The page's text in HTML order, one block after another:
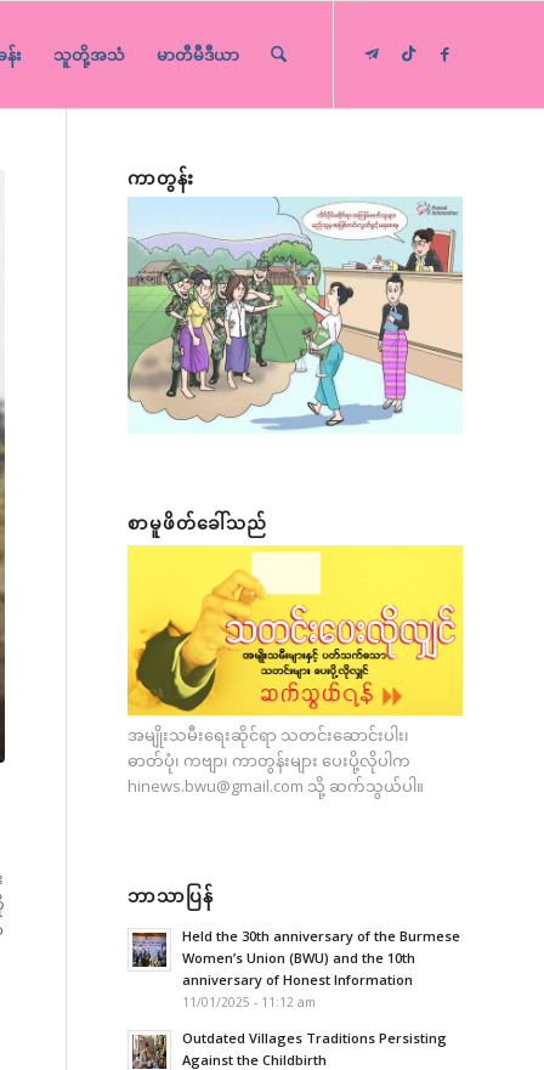
န်း သူတို့အသံ မာတီမီဒီယာ
ကာတွန်း
စာမူဖိတ်ခေါ်သည်
အမျိုးသမီးရေးဆိုင်ရာ သတင်းဆောင်းပါး၊
ဓာတ်ပုံ၊ ကဗျာ၊ ကာတွန်းများ ပေးပို့လိုပါက
hinews.bwu@gmail.com သို့ ဆက်သွယ်ပါ။
ဘာသာပြန်
Held the 30th anniversary of the Burmese
Women’s Union (BWU) and the 10th
anniversary of Honest Information
11/01/2025 - 11:12 am
Outdated Villages Traditions Persisting
Against the Childbirth